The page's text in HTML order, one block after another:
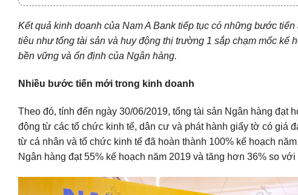
Kết quả kinh doanh của Nam A Bank tiếp tục có những bước
tiêu như tổng tài sản và huy động thị trường 1 sắp chạm mốc kế
bền vững và ổn định của Ngân hàng.
Nhiều bước tiến mới trong kinh doanh
Theo đó, tính đến ngày 30/06/2019, tổng tài sản Ngân hàng đạt
động từ các tổ chức kinh tế, dân cư và phát hành giấy tờ có giá
từ cá nhân và tổ chức kinh tế đã hoàn thành 100% kế hoạch
Ngân hàng đạt 55% kế hoạch năm 2019 và tăng hơn 36% so